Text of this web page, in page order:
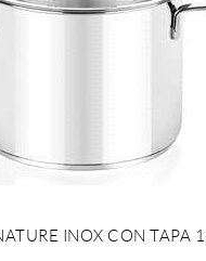
INOX CON TAPA